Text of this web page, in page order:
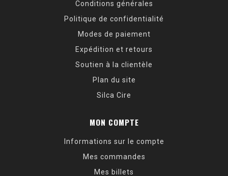
Conditions générales
Politique de confidentialité
Modes de paiement
Expédition et retours
Soutien à la clientèle
Plan du site
Silca Cire
MON COMPTE
Informations sur le compte
Mes commandes
Mes billets